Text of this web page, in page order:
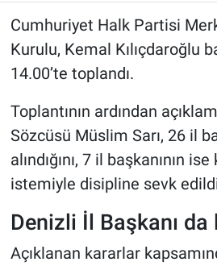
Cumhuriyet Halk Partisi
Kurulu, Kemal Kılıçdaroğlu
14.00’te toplandı.
Toplantının ardından
Sözcüsü Müslim Sarı, 26 il
alındığını, 7 il başkanının
istemiyle disipline sevk
Denizli İl Başkanı da
Açıklanan kararlar